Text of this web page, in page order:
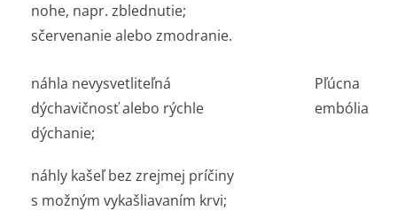
nohe, napr. zblednutie;
sčervenanie alebo zmodranie.
náhla nevysvetliteľná
dýchavičnosť alebo rýchle
dýchanie;
náhly kašeľ bez zrejmej príčiny
s možným vykašliavaním krvi;
Pľúcna
embólia